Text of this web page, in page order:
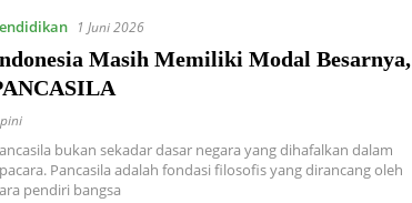
1 Juni 2026
Masih Memiliki Modal Besarnya,
bukan sekadar dasar negara yang dihafalkan dalam
Pancasila adalah fondasi filosofis yang dirancang oleh
pendiri bangsa